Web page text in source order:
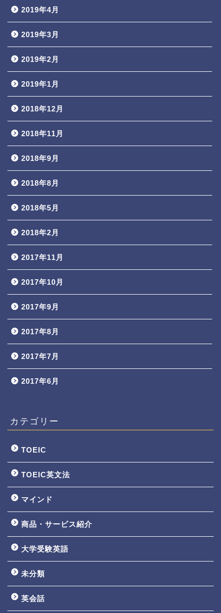
2019年4月
2019年3月
2019年2月
2019年1月
2018年12月
2018年11月
2018年9月
2018年8月
2018年5月
2018年2月
2017年11月
2017年10月
2017年9月
2017年8月
2017年7月
2017年6月
カテゴリー
TOEIC
TOEIC英文法
マインド
商品・サービス紹介
大学受験英語
未分類
英会話
TOEIC3ヵ月で800点講座